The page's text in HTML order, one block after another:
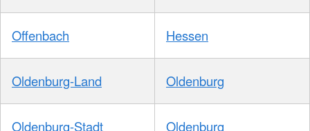
Offenbach Hessen
Oldenburg-Land Oldenburg
Oldenburg-Stadt Oldenburg